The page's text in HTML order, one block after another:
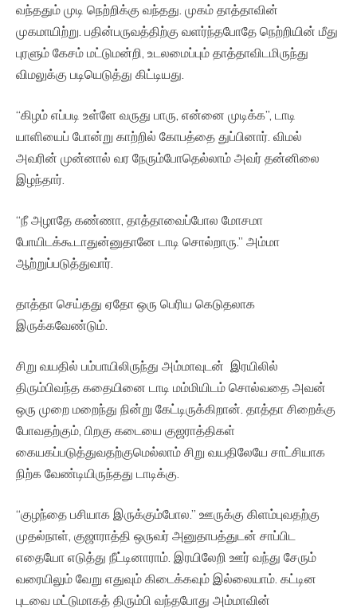
வந்ததும் முடி நெற்றிக்கு வந்தது. முகம் தாத்தாவின்
முகமாயிற்று. பதின்பருவத்திற்கு வளர்ந்தபோதே நெற்றியின் மீது
புரளும் கேசம் மட்டுமன்றி, உடலமைப்பும் தாத்தாவிடமிருந்து
விமலுக்கு படியெடுத்து கிட்டியது.
“கிழம் எப்படி உள்ளே வருது பாரு, என்னை முடிக்க”, டாடி
யாளியைப் போன்று காற்றில் கோபத்தை துப்பினார். விமல்
அவரின் முன்னால் வர நேரும்போதெல்லாம் அவர் தன்னிலை
இழந்தார்.
“நீ அழாதே கண்ணா, தாத்தாவைப்போல மோசமா
போயிடக்கூடாதுன்னுதானே டாடி சொல்றாரு.” அம்மா
ஆற்றுப்படுத்துவார்.
தாத்தா செய்தது ஏதோ ஒரு பெரிய கெடுதலாக
இருக்கவேண்டும்.
சிறு வயதில் பம்பாயிலிருந்து அம்மாவுடன் இரயிலில்
திரும்பிவந்த கதையினை டாடி மம்மியிடம் சொல்வதை அவன்
ஒரு முறை மறைந்து நின்று கேட்டிருக்கிறான். தாத்தா சிறைக்கு
போவதற்கும், பிறகு கடையை குஜராத்திகள்
கையகப்படுத்துவதற்குமெல்லாம் சிறு வயதிலேயே சாட்சியாக
நிற்க வேண்டியிருந்தது டாடிக்கு.
“குழந்தை பசியாக இருக்கும்போல.” ஊருக்கு கிளம்புவதற்கு
முதல்நாள், குஜாராத்தி ஒருவர் அனுதாபத்துடன் சாப்பிட
எதையோ எடுத்து நீட்டினாராம். இரயிலேறி ஊர் வந்து சேரும்
வரையிலும் வேறு எதுவும் கிடைக்கவும் இல்லையாம். கட்டின
புடவை மட்டுமாகத் திரும்பி வந்தபோது அம்மாவின்